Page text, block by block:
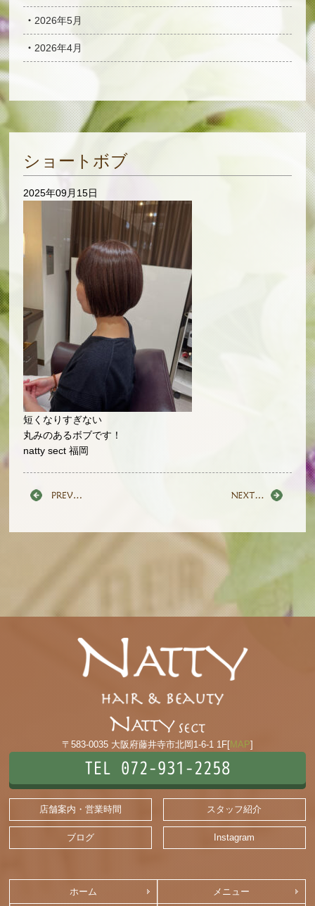
2026年5月
2026年4月
ショートボブ
2025年09月15日
短くなりすぎない
丸みのあるボブです！
natty sect 福岡
〒583-0035 大阪府藤井寺市北岡1-6-1 1F[MAP]
TEL 072-931-2258
店舗案内・営業時間 スタッフ紹介
ブログ Instagram
ホーム メニュー